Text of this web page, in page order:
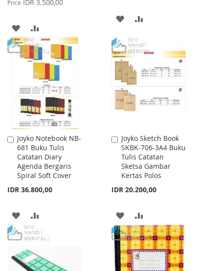
Price IDR 3.500,00
ADD
TO
WISH
LIST
TO
COMPARE
ADD
WISH
LIST
COMPARE
Joyko Notebook NB-
681 Buku Tulis
Catatan Diary
Agenda Bergaris
Spiral Soft Cover
IDR 36.800,00
Add
to
Cart
ADD
TO
WISH
LIST
TO
Joyko Sketch Book
SKBK-706-3A4 Buku
Tulis Catatan
Sketsa Gambar
Kertas Polos
IDR 20.200,00
Add
to
Cart
ADD
TO
WISH
LIST
TO
COMPARE